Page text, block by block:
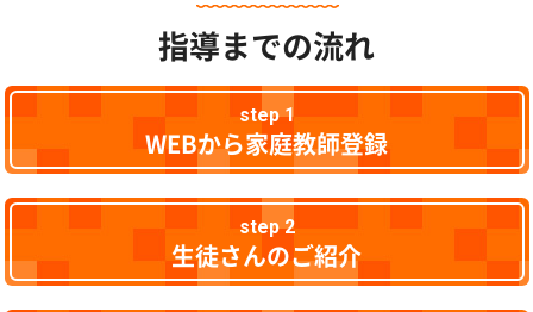
指導までの流れ
step 1
WEBから家庭教師登録
step 2
生徒さんのご紹介